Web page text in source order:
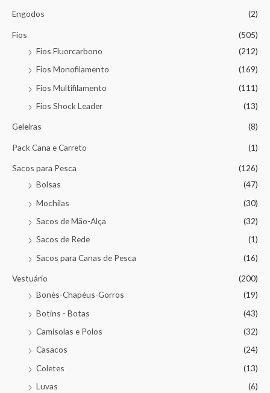
Engodos (2)
Fios
(505)
Fios Fluorcarbono
(212)
Fios Monofilamento
(169)
Fios Multifilamento
(111)
Fios Shock Leader
(13)
Geleiras (8)
Pack Cana e Carreto (1)
Sacos para Pesca
(126)
Bolsas
(47)
Mochilas
(30)
Sacos de Mão-Alça
(32)
Sacos de Rede
(1)
Sacos para Canas de Pesca
(16)
Vestuário
(200)
Bonés-Chapéus-Gorros
(19)
Botins - Botas
(43)
Camisolas e Polos
(32)
Casacos
(24)
Coletes
(13)
Luvas
(6)